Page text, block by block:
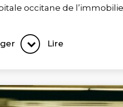
occitane de
Lire